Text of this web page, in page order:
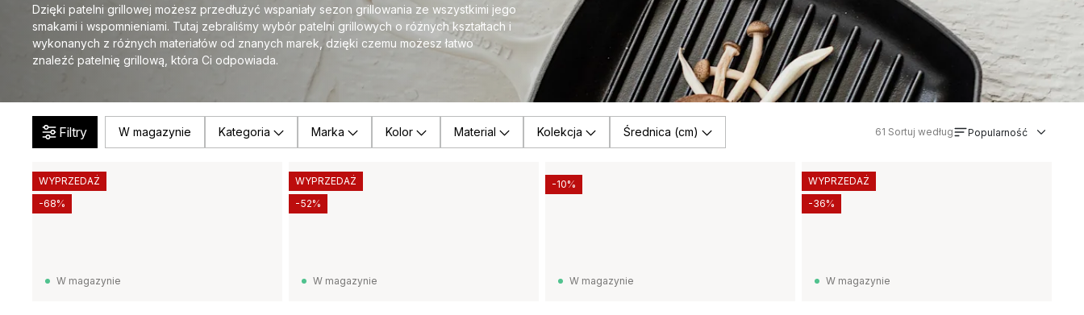
Dzięki patelni grillowej możesz przedłużyć wspaniały sezon grillowania ze wszystkimi jego
smakami i wspomnieniami. Tutaj zebraliśmy wybór patelni grillowych o różnych kształtach i
wykonanych z różnych materiałów od znanych marek, dzięki czemu możesz łatwo
znaleźć patelnię grillową, która Ci odpowiada.
Filtry W magazynie Kategoria Marka Kolor Material Kolekcja Średnica (cm) 61 Sortuj według Popularność
W magazynie
WYPRZEDAŻ
-68%
W magazynie
WYPRZEDAŻ
-52%
W magazynie
-10%
W magazynie
WYPRZEDAŻ
-36%